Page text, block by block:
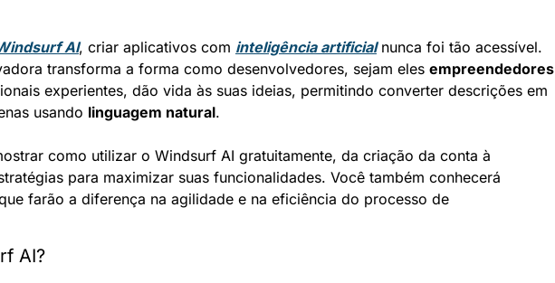
AI, criar aplicativos com inteligência artificial nunca foi tão acessível.
transforma a forma como desenvolvedores, sejam eles empreendedores
usando linguagem natural.
como utilizar o Windsurf AI gratuitamente, da criação da conta à
para maximizar suas funcionalidades. Você também conhecerá
farão a diferença na agilidade e na eficiência do processo de
AI?